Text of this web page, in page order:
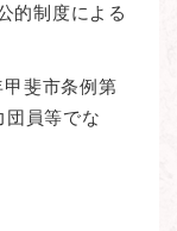
的制度による
斐市条例第
団員等でな